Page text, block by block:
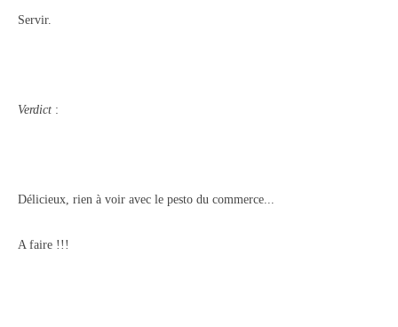
Servir.
Verdict :
Délicieux, rien à voir avec le pesto du commerce...
A faire !!!